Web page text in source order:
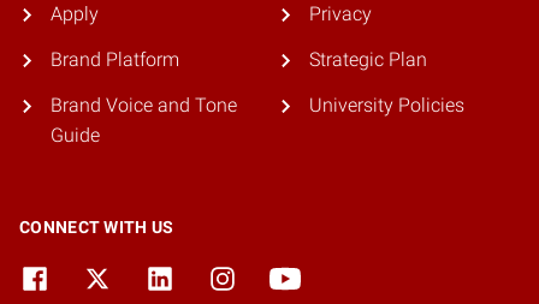
Apply
Brand Platform
Brand Voice and Tone
Guide
Privacy
Strategic Plan
University Policies
CONNECT WITH US